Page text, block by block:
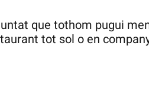
que tothom pugui
tot sol o en